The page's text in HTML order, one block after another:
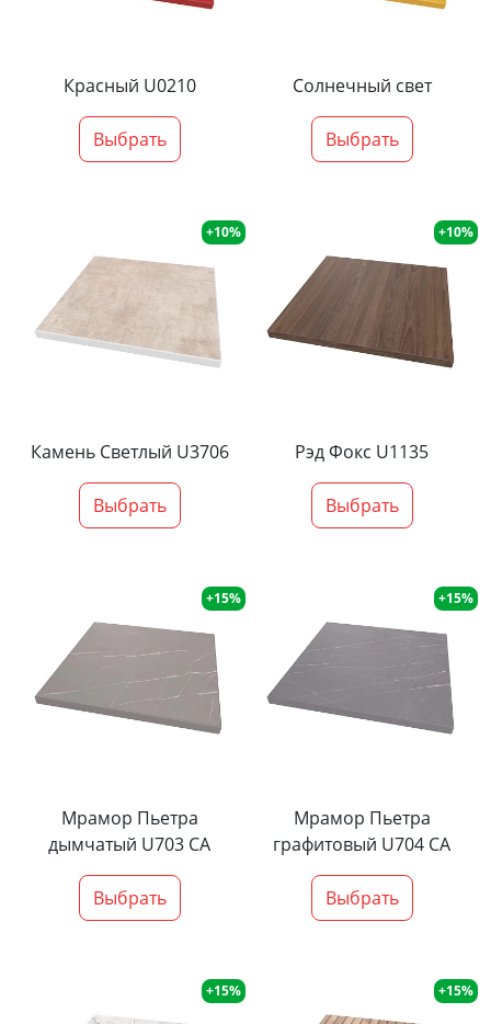
Красный U0210
Выбрать
Солнечный свет
Выбрать
+10%
Камень Светлый U3706
Выбрать
+10%
Рэд Фокс U1135
Выбрать
+15%
Мрамор Пьетра
дымчатый U703 CA
Выбрать
+15%
Мрамор Пьетра
графитовый U704 CA
Выбрать
+15% +15%